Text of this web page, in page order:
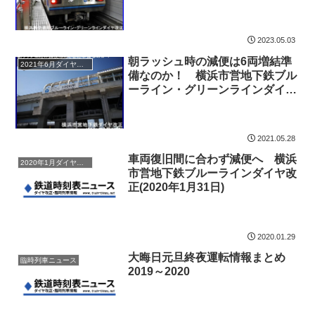
2023.05.03
朝ラッシュ時の減便は6両増結準
備なのか！ 横浜市営地下鉄ブル
ーライン・グリーンラインダイヤ
2021.05.28
車両復旧間に合わず減便へ 横浜
市営地下鉄ブルーラインダイヤ改
正(2020年1月31日)
2020.01.29
臨時列車ニュース
大晦日元旦終夜運転情報まとめ
2019～2020